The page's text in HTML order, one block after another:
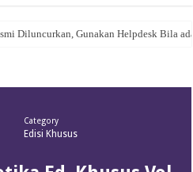
Diluncurkan, Gunakan Helpdesk Bila
Category
Edisi Khusus